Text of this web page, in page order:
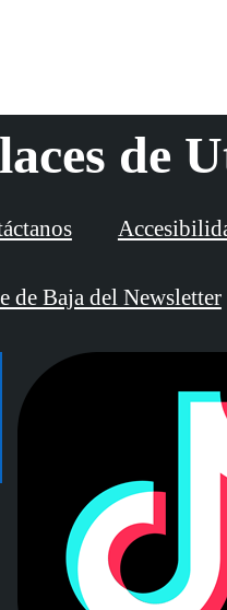
de
de Baja del Newsletter